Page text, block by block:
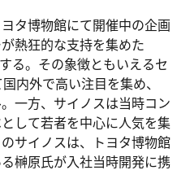
タ博物館にて開催中の企画
熱狂的な支持を集めた
る。その象徴ともいえるセ
内外で高い注目を集め、
一方、サイノスは当時コン
して若者を中心に人気を集
サイノスは、トヨタ博物館
榊原氏が入社当時開発に携